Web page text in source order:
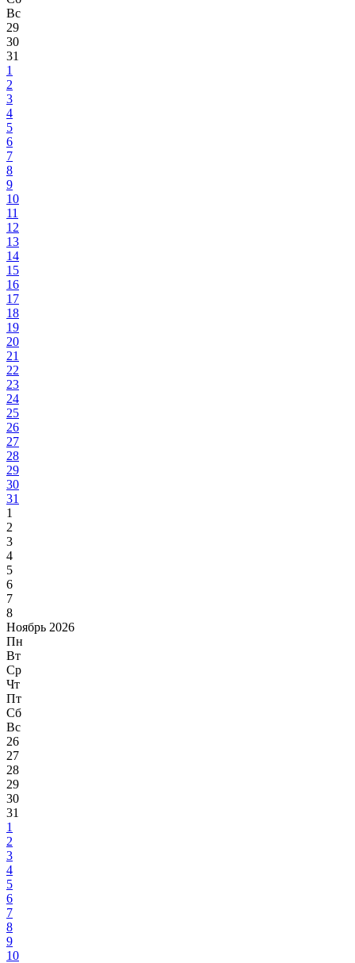
Вс
29
30
31
1
2
3
4
5
6
7
8
9
10
11
12
13
14
15
16
17
18
19
20
21
22
23
24
25
26
27
28
29
30
31
1
2
3
4
5
6
7
8
Ноябрь 2026
Пн
Вт
Ср
Чт
Пт
Сб
Вс
26
27
28
29
30
31
1
2
3
4
5
6
7
8
9
10